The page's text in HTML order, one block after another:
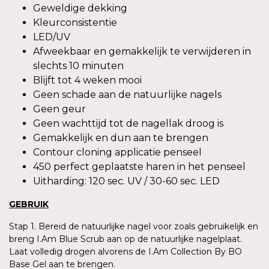
Geweldige dekking
Kleurconsistentie
LED/UV
Afweekbaar en gemakkelijk te verwijderen in
slechts 10 minuten
Blijft tot 4 weken mooi
Geen schade aan de natuurlijke nagels
Geen geur
Geen wachttijd tot de nagellak droog is
Gemakkelijk en dun aan te brengen
Contour cloning applicatie penseel
450 perfect geplaatste haren in het penseel
Uitharding: 120 sec. UV / 30-60 sec. LED
GEBRUIK
Stap 1. Bereid de natuurlijke nagel voor zoals gebruikelijk en
breng I.Am Blue Scrub aan op de natuurlijke nagelplaat.
Laat volledig drogen alvorens de I.Am Collection By BO
Base Gel aan te brengen.